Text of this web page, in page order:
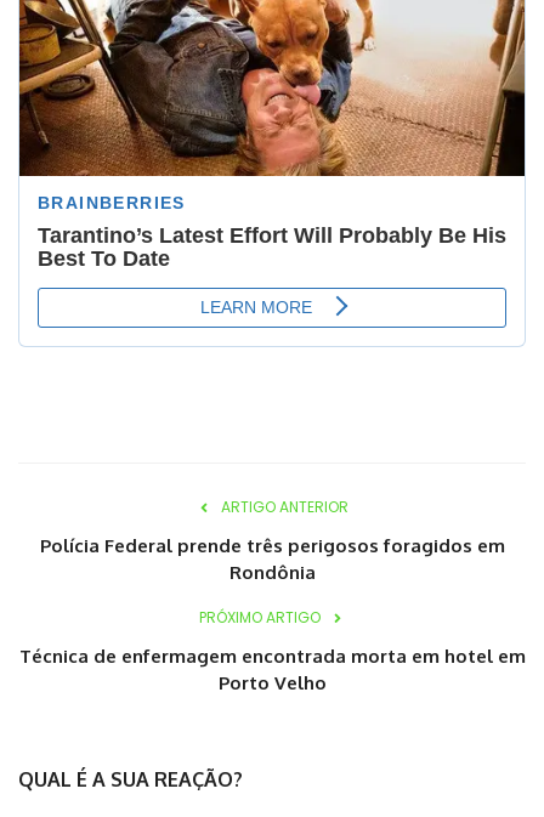
ARTIGO ANTERIOR
Polícia Federal prende três perigosos foragidos em
Rondônia
PRÓXIMO ARTIGO
Técnica de enfermagem encontrada morta em hotel em
Porto Velho
QUAL É A SUA REAÇÃO?